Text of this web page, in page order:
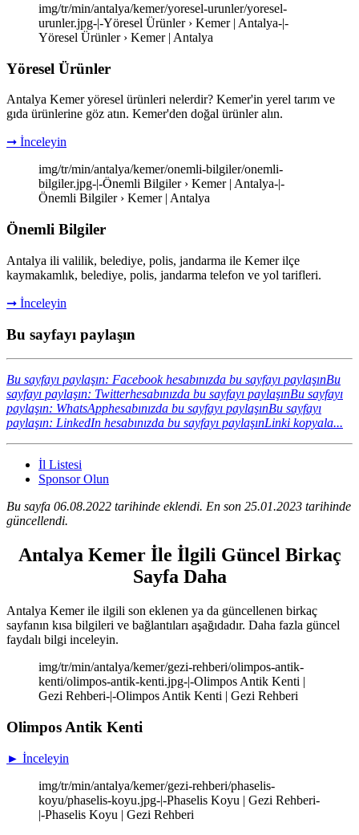
img/tr/min/antalya/kemer/yoresel-urunler/yoresel-
urunler.jpg-|-Yöresel Ürünler › Kemer | Antalya-|-
Yöresel Ürünler › Kemer | Antalya
Yöresel Ürünler
Antalya Kemer yöresel ürünleri nelerdir? Kemer'in yerel tarım ve
gıda ürünlerine göz atın. Kemer'den doğal ürünler alın.
➞ İnceleyin
img/tr/min/antalya/kemer/onemli-bilgiler/onemli-
bilgiler.jpg-|-Önemli Bilgiler › Kemer | Antalya-|-
Önemli Bilgiler › Kemer | Antalya
Önemli Bilgiler
Antalya ili valilik, belediye, polis, jandarma ile Kemer ilçe
kaymakamlık, belediye, polis, jandarma telefon ve yol tarifleri.
➞ İnceleyin
Bu sayfayı paylaşın
Bu sayfayı paylaşın: Facebook hesabınızda bu sayfayı paylaşınBu
sayfayı paylaşın: Twitterhesabınızda bu sayfayı paylaşınBu sayfayı
paylaşın: WhatsApphesabınızda bu sayfayı paylaşınBu sayfayı
paylaşın: LinkedIn hesabınızda bu sayfayı paylaşınLinki kopyala...
İl Listesi
Sponsor Olun
Bu sayfa 06.08.2022 tarihinde eklendi. En son 25.01.2023 tarihinde
güncellendi.
Antalya Kemer İle İlgili Güncel Birkaç
Sayfa Daha
Antalya Kemer ile ilgili son eklenen ya da güncellenen birkaç
sayfanın kısa bilgileri ve bağlantıları aşağıdadır. Daha fazla güncel
faydalı bilgi inceleyin.
img/tr/min/antalya/kemer/gezi-rehberi/olimpos-antik-
kenti/olimpos-antik-kenti.jpg-|-Olimpos Antik Kenti |
Gezi Rehberi-|-Olimpos Antik Kenti | Gezi Rehberi
Olimpos Antik Kenti
► İnceleyin
img/tr/min/antalya/kemer/gezi-rehberi/phaselis-
koyu/phaselis-koyu.jpg-|-Phaselis Koyu | Gezi Rehberi-
|-Phaselis Koyu | Gezi Rehberi